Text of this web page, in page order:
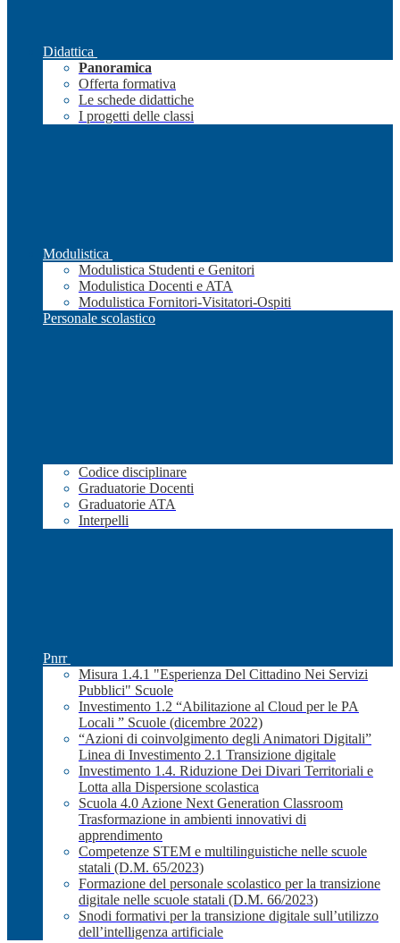
Didattica
Panoramica
Offerta formativa
Le schede didattiche
I progetti delle classi
Modulistica
Modulistica Studenti e Genitori
Modulistica Docenti e ATA
Modulistica Fornitori-Visitatori-Ospiti
Personale scolastico
Codice disciplinare
Graduatorie Docenti
Graduatorie ATA
Interpelli
Pnrr
Misura 1.4.1 "Esperienza Del Cittadino Nei Servizi
Pubblici" Scuole
Investimento 1.2 “Abilitazione al Cloud per le PA
Locali ” Scuole (dicembre 2022)
“Azioni di coinvolgimento degli Animatori Digitali”
Linea di Investimento 2.1 Transizione digitale
Investimento 1.4. Riduzione Dei Divari Territoriali e
Lotta alla Dispersione scolastica
Scuola 4.0 Azione Next Generation Classroom
Trasformazione in ambienti innovativi di
apprendimento
Competenze STEM e multilinguistiche nelle scuole
statali (D.M. 65/2023)
Formazione del personale scolastico per la transizione
digitale nelle scuole statali (D.M. 66/2023)
Snodi formativi per la transizione digitale sull’utilizzo
dell’intelligenza artificiale